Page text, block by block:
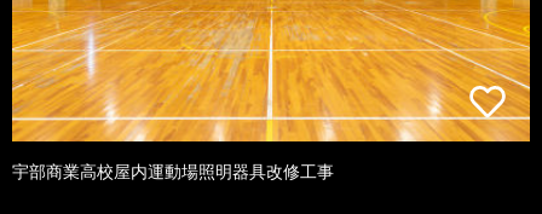
宇部商業高校屋内運動場照明器具改修工事